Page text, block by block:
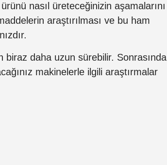
nasıl üreteceğinizin aşamalarını
araştırılması ve bu ham
biraz daha uzun sürebilir. Sonrasında
makinelerle ilgili araştırmalar